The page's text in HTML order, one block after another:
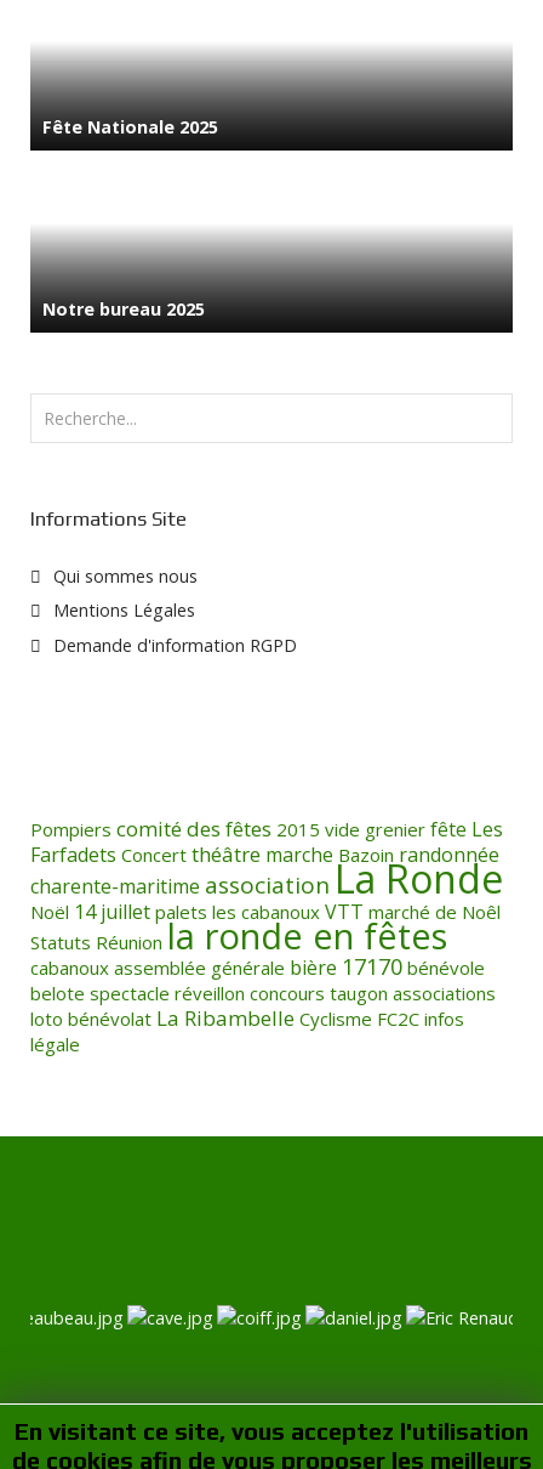
Fête Nationale 2025
Notre bureau 2025
Informations Site
Qui sommes nous
Mentions Légales
Demande d'information RGPD
Pompiers comité des fêtes 2015 vide grenier fête Les
Farfadets Concert théâtre marche Bazoin randonnée
charente-maritime association La Ronde
Noël 14 juillet palets les cabanoux VTT marché de Noêl
Statuts Réunion la ronde en fêtes
cabanoux assemblée générale bière 17170 bénévole
belote spectacle réveillon concours taugon associations
loto bénévolat La Ribambelle Cyclisme FC2C infos
légale
En visitant ce site, vous acceptez l'utilisation
de cookies afin de vous proposer les meilleurs